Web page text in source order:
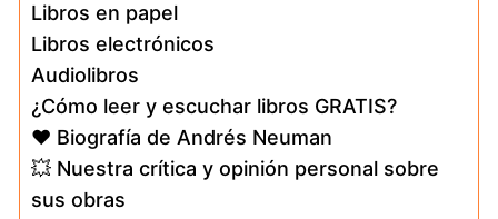
Libros en papel
Libros electrónicos
Audiolibros
¿Cómo leer y escuchar libros GRATIS?
❤️ Biografía de Andrés Neuman
💥 Nuestra crítica y opinión personal sobre
sus obras